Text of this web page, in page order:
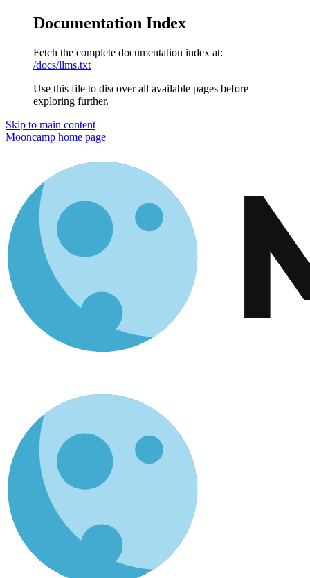
Documentation Index
Fetch the complete documentation index at:
/docs/llms.txt
Use this file to discover all available pages before
exploring further.
Skip to main content
Mooncamp home page